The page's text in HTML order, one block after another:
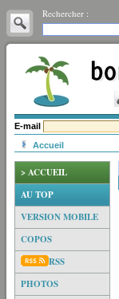
Rechercher :
E-mail
Accueil
> ACCUEIL
AU TOP
VERSION MOBILE
COPOS
RSS
PHOTOS